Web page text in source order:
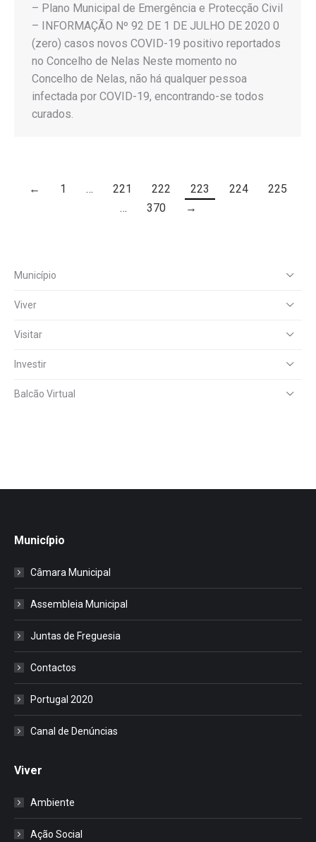
– Plano Municipal de Emergência e Protecção Civil
– INFORMAÇÃO Nº 92 DE 1 DE JULHO DE 2020 0
(zero) casos novos COVID-19 positivo reportados
no Concelho de Nelas Neste momento no
Concelho de Nelas, não há qualquer pessoa
infectada por COVID-19, encontrando-se todos
curados.
← 1 … 221 222 223 224
225
…
370 →
Município
Viver
Visitar
Investir
Balcão Virtual
Município
Câmara Municipal
Assembleia Municipal
Juntas de Freguesia
Contactos
Portugal 2020
Canal de Denúncias
Viver
Ambiente
Ação Social